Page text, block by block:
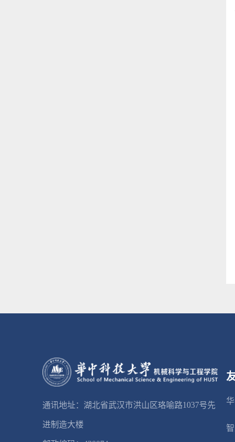
通讯地址：湖北省武汉市洪山区珞喻路1037号先
进制造大楼